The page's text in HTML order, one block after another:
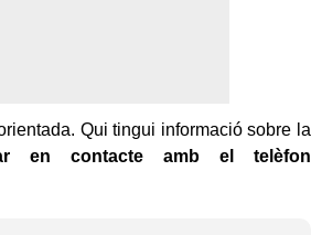
Qui tingui informació sobre la
en contacte amb el telèfon